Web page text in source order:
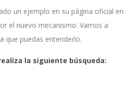
un ejemplo en su página oficial en
el nuevo mecanismo. Vamos a
que puedas entenderlo.
la siguiente búsqueda: